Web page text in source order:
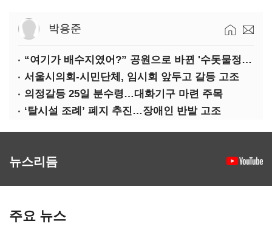
박용준
“여기가 배수지였어?” 공원으로 바뀐 '수돗물정거장'
서울시의회-시민단체, 임시회 앞두고 갈등 고조
의정갈등 25일 분수령…대화기구 마련 주목
‘탈시설 조례’ 폐지 추진…장애인 반발 고조
뉴스리듬
주요 뉴스